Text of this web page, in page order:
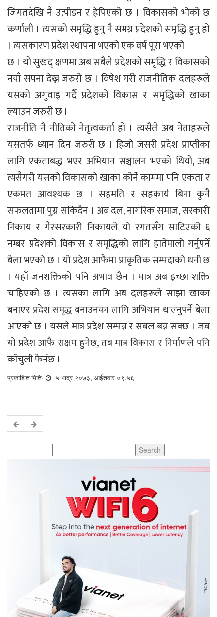
जिगतदेखि नै उत्पीडन र हेपिएको छ । विकासको भोको छ
कर्णाली । त्यसको समृद्धि हुनु नै समग्र प्रदेशको समृद्धि हुनु हो
। त्यसकारण प्रदेश स्थापना भएको एक वर्ष पूरा भएको
छ । यो सुखद् क्षणमा अब सबैले प्रदेशको समृद्धि र विकासको
नयाँ सपना देख्न जरुरी छ । विषेश गरी राजनीतिक दलहरूले
यसको अगुवाइ गर्दै प्रदेशको विकास र समृद्धिको खाका
ल्याउन जरुरी छ ।
राजनीति नै नीतिको नेतृत्वकर्ता हो । त्यसैले अब नेताहरूले
यसतर्फ ध्यान दिन जरुरी छ । हिजो जसरी प्रदेश प्राप्तीका
लागि एकताबद्ध भएर अभियान सञ्चालन भएको थियो, अब
त्यसैगरी यसको विकासको खाका कोर्ने काममा पनि एकता र
एकमत आवश्यक छ । सहमति र सहकार्य बिना कुनै
सफलतामा पुग्न सकिदैन । अब दल, नागरिक समाज, सरकारी
निकाय र गैरसरकारी निकायले यो रगतसँग साटिएको ६
नम्बर प्रदेशको विकास र समृद्धिको लागि हातेमालो गर्नुपर्ने
बेला भएको छ । यो प्रदेश आफैमा प्राकृतिक सम्पदाको धनी छ
। यहाँ जनशक्तिको पनि अभाव छैन । मात्र अब इच्छा शक्ति
चाहिएको छ । त्यसका लागि अब दलहरूले साझा खाका
बनाएर प्रदेश समृद्ध बनाउनका लागि अभियान थाल्नुपर्ने बेला
आएको छ । यसले मात्र प्रदेश सम्पन्न र सबल बन्न सक्छ । जब
यो प्रदेश आफै सक्षम हुनेछ, तब मात्र विकास र निर्माणले पनि
काँचुली फेर्नछ ।
प्रकाशित मितिः ५ भाद्र २०७३, आईतवार ०९:५६
for: